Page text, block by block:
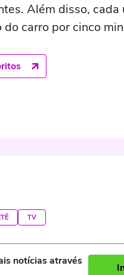
Além disso,
carro por cinco
TV
notícias através